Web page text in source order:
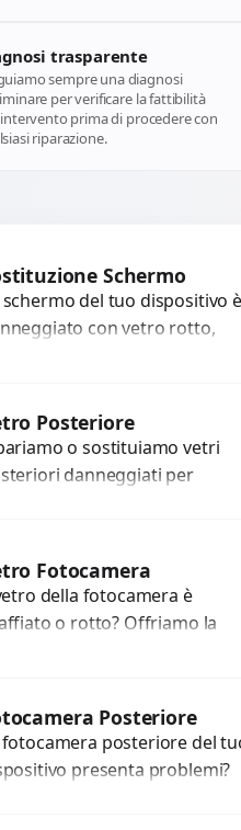
trasparente
sempre una diagnosi
per verificare la fattibilità
prima di procedere con
riparazione.
Schermo
schermo del tuo dispositivo è
con vetro rotto,
Posteriore
o sostituiamo vetri
danneggiati per
ricambi di alta
Fotocamera
della fotocamera è
o rotto? Offriamo la
Posteriore
fotocamera posteriore del
presenta problemi?